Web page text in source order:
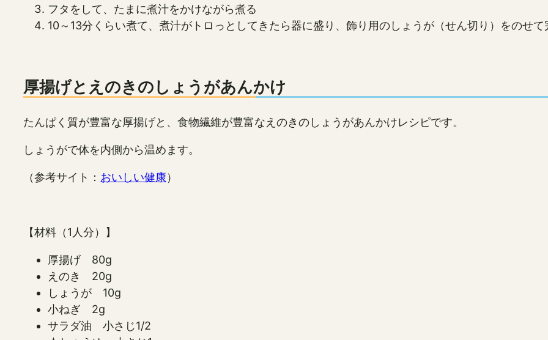
フタをして、たまに煮汁をかけながら煮る
10～13分くらい煮て、煮汁がトロっとしてきたら器に盛り、飾り用のしょうが（せん切り）をのせて
厚揚げとえのきのしょうがあんかけ
たんぱく質が豊富な厚揚げと、食物繊維が豊富なえのきのしょうがあんかけレシピです。
しょうがで体を内側から温めます。
（参考サイト： おいしい健康）
【材料（1人分）】
厚揚げ 80g
えのき 20g
しょうが 10g
小ねぎ 2g
サラダ油 小さじ1/2